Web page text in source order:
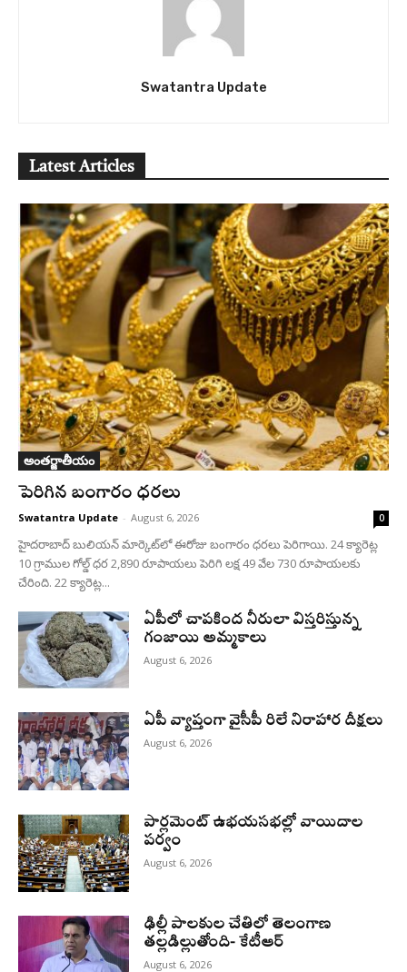
Swatantra Update
Latest Articles
అంతర్జాతీయం
పెరిగిన బంగారం ధరలు
Swatantra Update - August 6, 2026 0
హైదరాబాద్ బులియన్‌ మార్కెట్‌లో ఈరోజు బంగారం ధరలు పెరిగాయి. 24 క్యారెట్ల
10 గ్రాముల గోల్డ్‌ ధర 2,890 రూపాయలు పెరిగి లక్ష 49 వేల 730 రూపాయలకు
చేరింది. 22 క్యారెట్ల...
ఏపీలో చాపకింద నీరులా విస్తరిస్తున్న
గంజాయి అమ్మకాలు
August 6, 2026
ఏపీ వ్యాప్తంగా వైసీపీ రిలే నిరాహార దీక్షలు
August 6, 2026
పార్లమెంట్ ఉభయసభల్లో వాయిదాల
పర్వం
August 6, 2026
ఢిల్లీ పాలకుల చేతిలో తెలంగాణ
తల్లడిల్లుతోంది- కేటీఆర్
August 6, 2026